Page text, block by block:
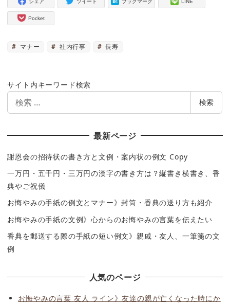
Pocket
マナー 社内行事 長寿
サイト内キーワード検索
索
検索
最新ページ
謝恩会の招待状の書き方と文例・案内状の例文 Copy
一万円・五千円・三万円の漢字の書き方は？縦書き横書き、香
典やご祝儀
お悔やみの手紙の例文とマナー》封筒・香典の送り方も紹介
お悔やみの手紙の文例》心からのお悔やみの言葉を伝えたい
香典を郵送する際の手紙の短い例文》親戚・友人、一筆箋の文
例
人気のページ
お悔やみの言葉 友人 ライン》友達の親が亡くなった時にか